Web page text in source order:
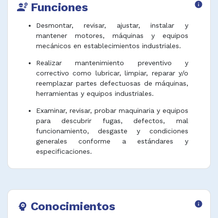
engineering Funciones info
Desmontar, revisar, ajustar, instalar y
mantener motores, máquinas y equipos
mecánicos en establecimientos industriales.
Realizar mantenimiento preventivo y
correctivo como lubricar, limpiar, reparar y/o
reemplazar partes defectuosas de máquinas,
herramientas y equipos industriales.
Examinar, revisar, probar maquinaria y equipos
para descubrir fugas, defectos, mal
funcionamiento, desgaste y condiciones
generales conforme a estándares y
especificaciones.
Instalar maquinaria industrial fija y equipo
automáticas, elevadores, entre otros,
mecánicas de acuerdo con planos y
psychology Conocimientos info